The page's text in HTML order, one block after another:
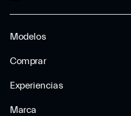
Modelos
Comprar
Experiencias
Marca